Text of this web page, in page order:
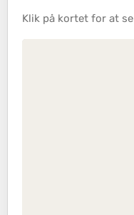
Klik på kortet for at se